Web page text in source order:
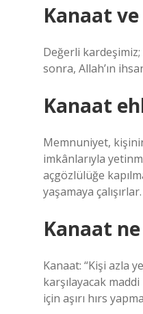
Kanaat ve
Değerli
sonra, Allah’ın
Kanaat
Memnuniyet,
imkânlarıyla
açgözlülüğe
yaşamaya çalışırlar.
Kanaat
Kanaat: “Kişi azla
karşılayacak
için aşırı hırs